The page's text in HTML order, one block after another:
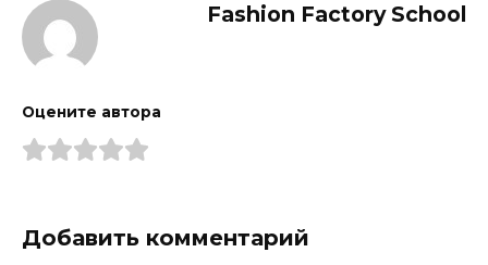
Fashion Factory School
Оцените автора
Добавить комментарий